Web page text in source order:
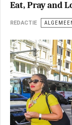
Eat, Pray and
REDACTIE